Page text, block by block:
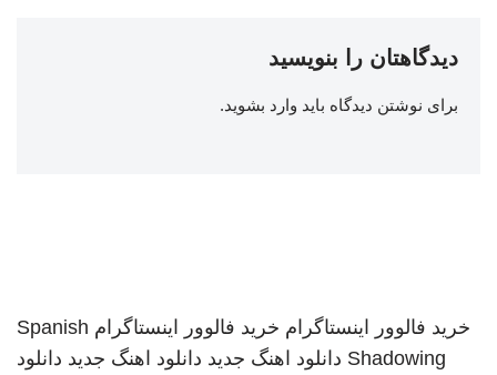
دیدگاهتان را بنویسید
برای نوشتن دیدگاه باید وارد بشوید.
خرید فالوور اینستاگرام خرید فالوور اینستاگرام Spanish
Shadowing دانلود اهنگ جدید دانلود اهنگ جدید دانلود